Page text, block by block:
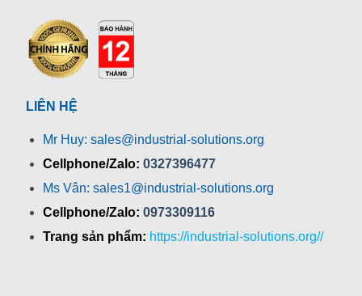
LIÊN HỆ
Mr Huy: sales@industrial-solutions.org
Cellphone/Zalo: 0327396477
Ms Vân: sales1@industrial-solutions.org
Cellphone/Zalo: 0973309116
Trang sản phẩm: https://industrial-solutions.org//